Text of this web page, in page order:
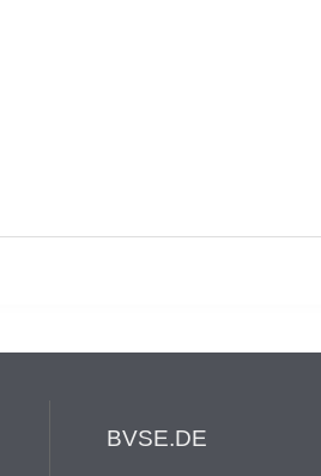
BVSE.DE